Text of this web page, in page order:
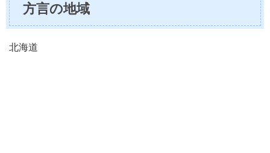
方言の地域
北海道